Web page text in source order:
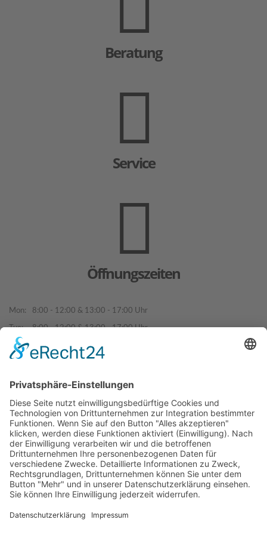
Beratung
Service
Öffnungszeiten
Mon: 8:00 - 12:00 & 13:00 - 17:00 Uhr
Tue: 8:00 - 12:00 & 13:00 - 17:00 Uhr
Wed: 8:00 - 12:00 & 13:00 - 17:00 Uhr
Fri: 8:00 - 12:00 & 13:00 - 17:00 Uhr
Sun: Geschlossen
2026 | Campingwelt Hofmann GmbH | Am Keller 2 | 96129